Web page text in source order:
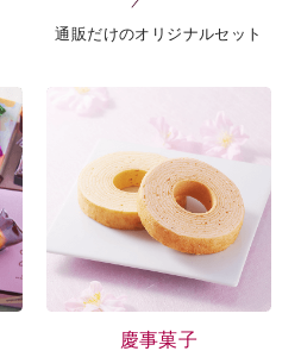
通販だけのオリジナルセット
慶事菓子